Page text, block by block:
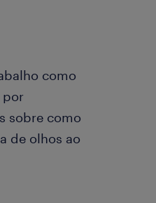
como
por
sobre como
de olhos ao